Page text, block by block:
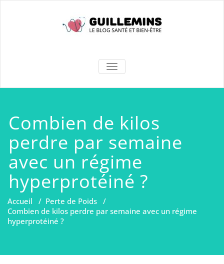
Le Blog santé
des
AFFICHER/MASQUER
LA
Combien de kilos
perdre par semaine
avec un régime
hyperprotéiné ?
Accueil / Perte de Poids /
Combien de kilos perdre par semaine avec un régime
hyperprotéiné ?